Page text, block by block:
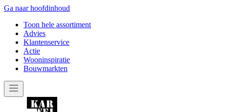
Ga naar hoofdinhoud
Toon hele assortiment
Advies
Klantenservice
Actie
Wooninspiratie
Bouwmarkten